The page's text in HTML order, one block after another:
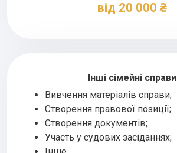
від 20 000 ₴
Інші сімейні справи
Вивчення матеріалів справи;
Створення правової позиції;
Створення документів;
Участь у судових засіданнях;